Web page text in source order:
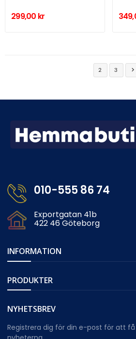
299,00 kr
2 3 
010-555 86 74
Exportgatan 41b
422 46 Göteborg
INFORMATION
PRODUKTER
NYHETSBREV
Registrera dig för din e-post för att